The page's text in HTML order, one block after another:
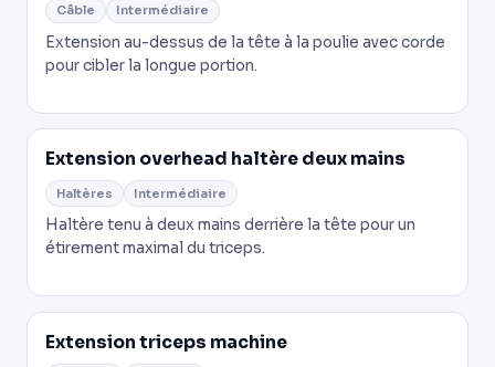
Câble Intermédiaire
Extension au-dessus de la tête à la poulie avec corde
pour cibler la longue portion.
Extension overhead haltère deux mains
Haltères Intermédiaire
Haltère tenu à deux mains derrière la tête pour un
étirement maximal du triceps.
Extension triceps machine